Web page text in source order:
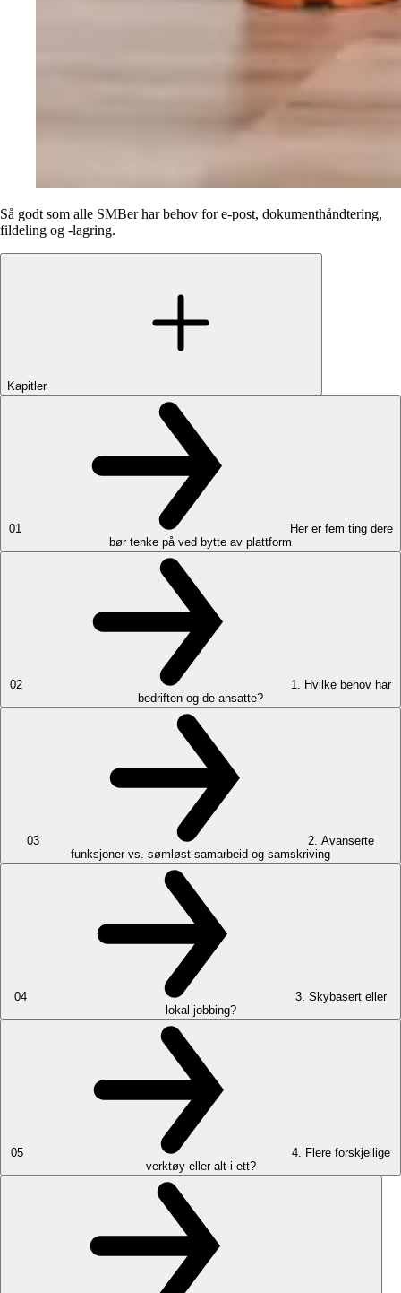
Så godt som alle SMBer har behov for e-post, dokumenthåndtering,
fildeling og -lagring.
Kapitler
01
Her er fem ting dere
bør tenke på ved bytte av plattform
02
1. Hvilke behov har
bedriften og de ansatte?
03
2. Avanserte
funksjoner vs. sømløst samarbeid og samskriving
04
3. Skybasert eller
lokal jobbing?
05
4. Flere forskjellige
verktøy eller alt i ett?